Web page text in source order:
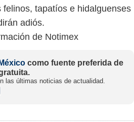
felinos, tapatíos e hidalguenses
adiós.
de Notimex
como fuente preferida de
las últimas noticias de actualidad.